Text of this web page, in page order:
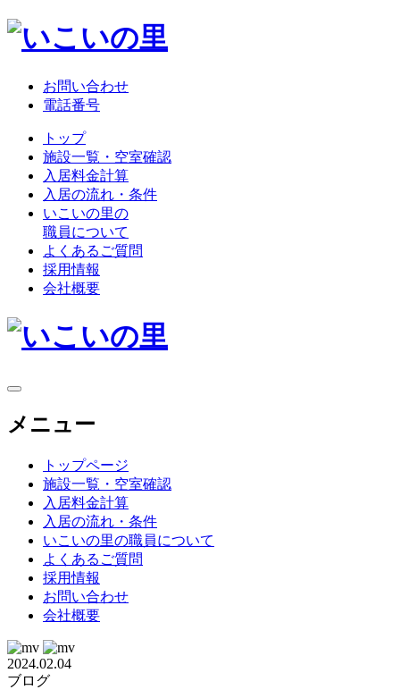
お問い合わせ
電話番号
トップ
施設一覧・空室確認
入居料金計算
入居の流れ・条件
いこいの里の
職員について
よくあるご質問
採用情報
会社概要
メニュー
トップページ
施設一覧・空室確認
入居料金計算
入居の流れ・条件
いこいの里の職員について
よくあるご質問
採用情報
お問い合わせ
会社概要
2024.02.04
ブログ